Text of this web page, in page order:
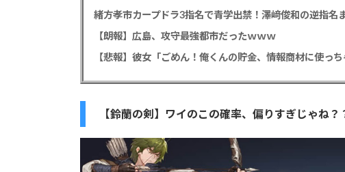
緒方孝市カープドラ3指名で青学出禁！澤﨑俊和の逆指名
【朗報】広島、攻守最強都市だったｗｗｗ
【鈴蘭の剣】ワイのこの確率、偏りすぎじゃね？